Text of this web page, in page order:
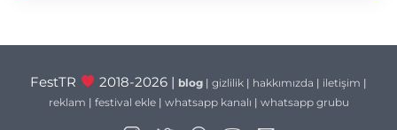
FestTR 2018-2026 | blog| gizlilik| hakkımızda | iletişim |
reklam | festival ekle| whatsapp kanalı | whatsapp grubu